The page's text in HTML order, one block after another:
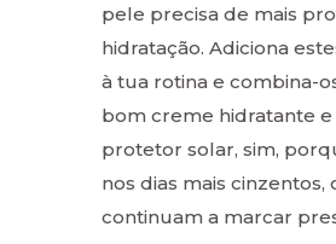
pele precisa de mais
hidratação. Adiciona
à tua rotina e combina-
bom creme hidratante
protetor solar, sim,
nos dias mais cinzentos,
continuam a marcar